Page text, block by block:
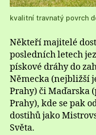
kvalitní travnatý povrch
Někteří majitelé
posledních letech
pískové dráhy do
Německa (nejbližší
Prahy) či Maďarska
Prahy), kde se pak
dostihů jako
Světa.